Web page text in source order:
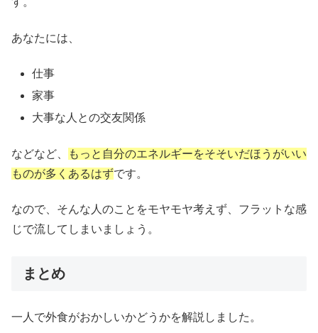
あなたには、
仕事
家事
大事な人との交友関係
などなど、
もっと自分のエネルギーをそそいだほうがいい
ものが多くあるはずです。
なので、そんな人のことをモヤモヤ考えず、フラットな感
じで流してしまいましょう。
まとめ
一人で外食がおかしいかどうかを解説しました。